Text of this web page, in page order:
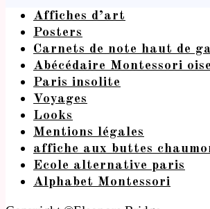
Affiches d’art
Posters
Carnets de note haut de
Abécédaire Montessori
Paris insolite
Voyages
Looks
Mentions légales
affiche aux buttes
Ecole alternative paris
Alphabet Montessori